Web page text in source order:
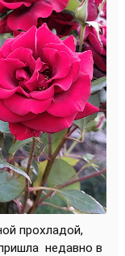
прохладой,
недавно в